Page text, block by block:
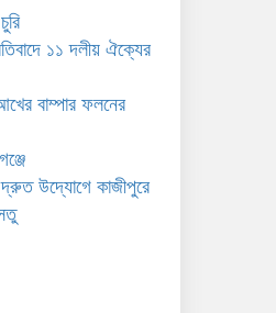
ছবি ভাইরাল,
কাজীপুরে নির্মিত
ভাসমান সেতু১১ দলীয় ঐক্যের
বাম্পার ফলনের
দ্রুত উদ্যোগে কাজীপুরে